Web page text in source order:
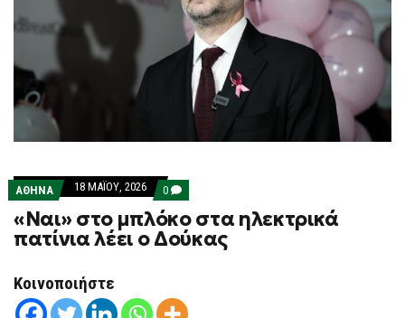
ΑΘΗΝΑ 18 ΜΑΪ́ΟΥ, 2026 0 COMMENTS
ON
«ΝΑΙ»
ΣΤΟ
ΜΠΛΌΚΟ
ΛΈΕΙ
Ο
«Ναι» στο μπλόκο στα ηλεκτρικά
πατίνια λέει ο Δούκας
Κοινοποιήστε